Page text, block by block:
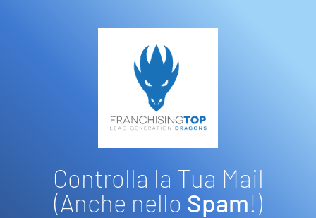
Controlla la Tua Mail
(Anche nello Spam!)